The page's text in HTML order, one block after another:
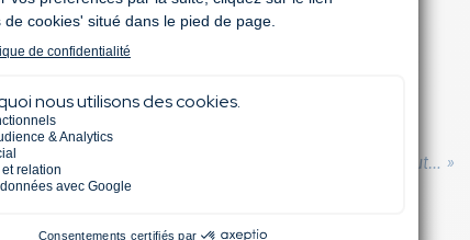
à Dublin :
plus cher qu’en France. Et puis bien sûr, la langue au début… »